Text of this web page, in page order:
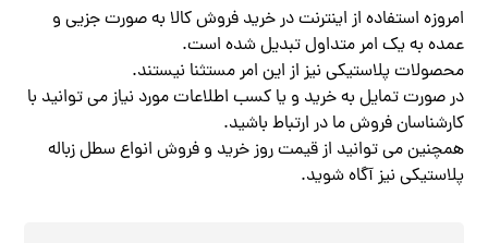
امروزه استفاده از اینترنت در خرید فروش کالا به صورت جزیی و
عمده به یک امر متداول تبدیل شده است.
محصولات پلاستیکی نیز از این امر مستثنا نیستند.
در صورت تمایل به خرید و یا کسب اطلاعات مورد نیاز می توانید با
کارشناسان فروش ما در ارتباط باشید.
همچنین می توانید از قیمت روز خرید و فروش انواع سطل زباله
پلاستیکی نیز آگاه شوید.